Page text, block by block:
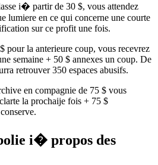
i� partir de 30 $, vous attendez
lumiere en ce qui concerne une courte
sur ce profit une fois.
pour la anterieure coup, vous recevrez
semaine + 50 $ annexes un coup. De
retrouver 350 espaces abusifs.
en compagnie de 75 $ vous
la prochaije fois + 75 $
i� propos des